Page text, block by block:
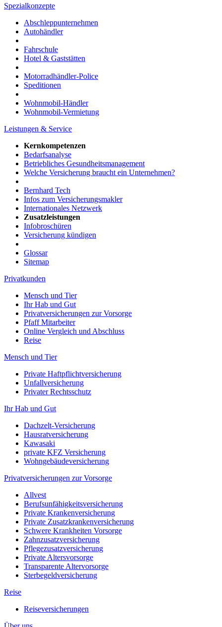
Spezialkonzepte
Abschleppunternehmen
Autohändler
Fahrschule
Hotel & Gaststätten
Motorradhändler-Police
Speditionen
Wohnmobil-Händler
Wohnmobil-Vermietung
Leistungen & Service
Kernkompetenzen
Bedarfsanalyse
Betriebliches Gesundheitsmanagement
Welche Versicherung braucht ein Unternehmen?
Bernhard Tech
Infos zum Versicherungsmakler
Internationales Netzwerk
Zusatzleistungen
Infobroschüren
Versicherung kündigen
Glossar
Sitemap
Privatkunden
Mensch und Tier
Ihr Hab und Gut
Privatversicherungen zur Vorsorge
Pfaff Mitarbeiter
Online Vergleich und Abschluss
Reise
Mensch und Tier
Private Haftpflichtversicherung
Unfallversicherung
Privater Rechtsschutz
Ihr Hab und Gut
Dachzelt-Versicherung
Hausratversicherung
Kawasaki
private KFZ Versicherung
Wohngebäudeversicherung
Privatversicherungen zur Vorsorge
Allvest
Berufsunfähigkeitsversicherung
Private Krankenversicherung
Private Zusatzkrankenversicherung
Schwere Krankheiten Vorsorge
Zahnzusatzversicherung
Pflegezusatzversicherung
Private Altersvorsorge
Transparente Altervorsorge
Sterbegeldversicherung
Reise
Reiseversicherungen